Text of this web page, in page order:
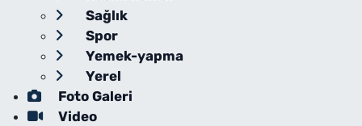
Sağlık
Spor
Yemek-yapma
Yerel
Foto Galeri
Video